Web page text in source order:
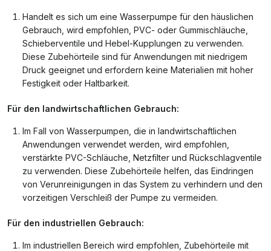
Handelt es sich um eine Wasserpumpe für den häuslichen
Gebrauch, wird empfohlen, PVC- oder Gummischläuche,
Schieberventile und Hebel-Kupplungen zu verwenden.
Diese Zubehörteile sind für Anwendungen mit niedrigem
Druck geeignet und erfordern keine Materialien mit hoher
Festigkeit oder Haltbarkeit.
Für den landwirtschaftlichen Gebrauch:
Im Fall von Wasserpumpen, die in landwirtschaftlichen
Anwendungen verwendet werden, wird empfohlen,
verstärkte PVC-Schläuche, Netzfilter und Rückschlagventile
zu verwenden. Diese Zubehörteile helfen, das Eindringen
von Verunreinigungen in das System zu verhindern und den
vorzeitigen Verschleiß der Pumpe zu vermeiden.
Für den industriellen Gebrauch:
Im industriellen Bereich wird empfohlen, Zubehörteile mit